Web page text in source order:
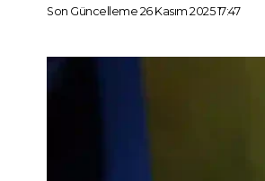
Son Güncelleme 26 Kasım 2025 17:47